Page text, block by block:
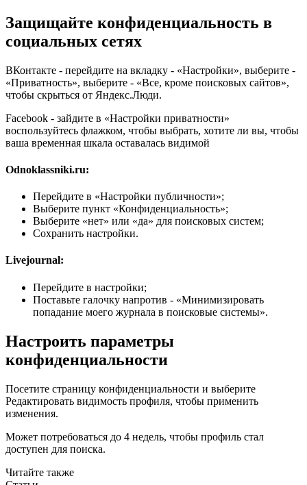
Защищайте конфиденциальность в
социальных сетях
ВКонтакте - перейдите на вкладку - «Настройки», выберите -
«Приватность», выберите - «Все, кроме поисковых сайтов»,
чтобы скрыться от Яндекс.Люди.
Facebook - зайдите в «Настройки приватности»
воспользуйтесь флажком, чтобы выбрать, хотите ли вы, чтобы
ваша временная шкала оставалась видимой
Odnoklassniki.ru:
Перейдите в «Настройки публичности»;
Выберите пункт «Конфиденциальность»;
Выберите «нет» или «да» для поисковых систем;
Сохранить настройки.
Livejournal:
Перейдите в настройки;
Поставьте галочку напротив - «Минимизировать
попадание моего журнала в поисковые системы».
Настроить параметры
конфиденциальности
Посетите страницу конфиденциальности и выберите
Редактировать видимость профиля, чтобы применить
изменения.
Может потребоваться до 4 недель, чтобы профиль стал
доступен для поиска.
Читайте также